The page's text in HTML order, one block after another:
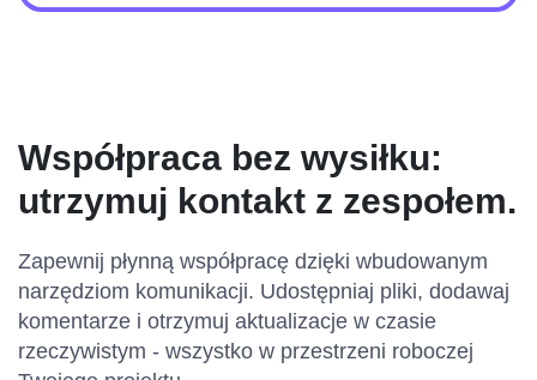
Współpraca bez wysiłku:
utrzymuj kontakt z zespołem.
Zapewnij płynną współpracę dzięki wbudowanym
narzędziom komunikacji. Udostępniaj pliki, dodawaj
komentarze i otrzymuj aktualizacje w czasie
rzeczywistym - wszystko w przestrzeni roboczej